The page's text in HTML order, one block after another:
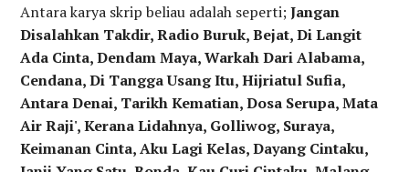
Antara karya skrip beliau adalah seperti;Jangan
Disalahkan Takdir, Radio Buruk, Bejat, Di Langit
Ada Cinta, Dendam Maya, Warkah Dari Alabama,
Cendana, Di Tangga Usang Itu, Hijriatul Sufia,
Antara Denai, Tarikh Kematian, Dosa Serupa, Mata
Air Raji', Kerana Lidahnya, Golliwog, Suraya,
Keimanan Cinta, Aku Lagi Kelas, Dayang Cintaku,